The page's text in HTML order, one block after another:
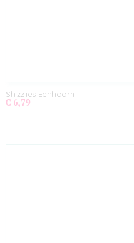
Shizzlies Eenhoorn
€ 6,79